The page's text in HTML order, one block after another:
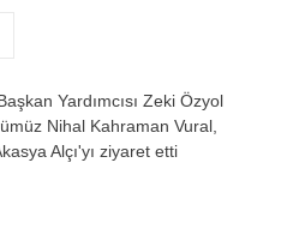
Yardımcısı Zeki Özyol
Nihal Kahraman Vural,
Alçı'yı ziyaret etti